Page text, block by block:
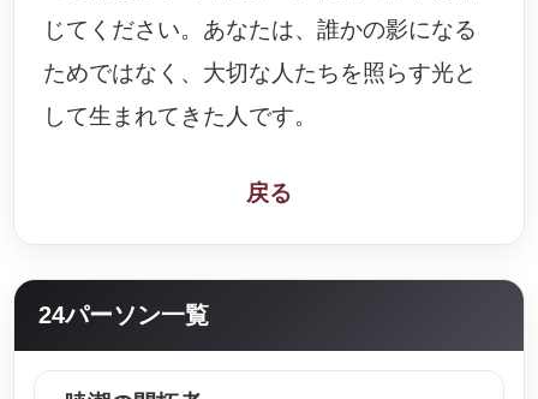
じてください。あなたは、誰かの影になる
ためではなく、大切な人たちを照らす光と
して生まれてきた人です。
戻る
24パーソン一覧